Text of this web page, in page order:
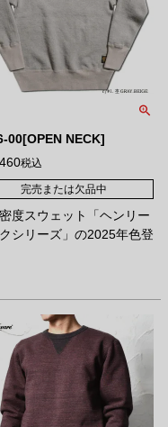
00[OPEN NECK]
税込
完売または欠品中
度スウェット「ヘンリー
シリーズ」の2025年色登